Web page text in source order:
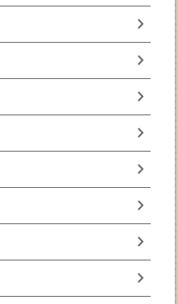
chevron_right
chevron_right
chevron_right
chevron_right
chevron_right
chevron_right
chevron_right
chevron_right